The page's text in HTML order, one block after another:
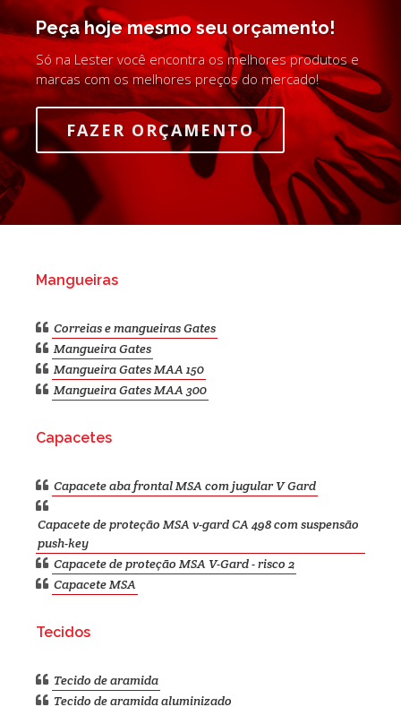
Peça hoje mesmo seu orçamento!
Só na Lester você encontra os melhores produtos e
marcas com os melhores preços do mercado!
FAZER ORÇAMENTO
Mangueiras
Correias e mangueiras Gates
Mangueira Gates
Mangueira Gates MAA 150
Mangueira Gates MAA 300
Capacetes
Capacete aba frontal MSA com jugular V Gard
Capacete de proteção MSA v-gard CA 498 com suspensão
push-key
Capacete de proteção MSA V-Gard - risco 2
Capacete MSA
Tecidos
Tecido de aramida
Tecido de aramida aluminizado